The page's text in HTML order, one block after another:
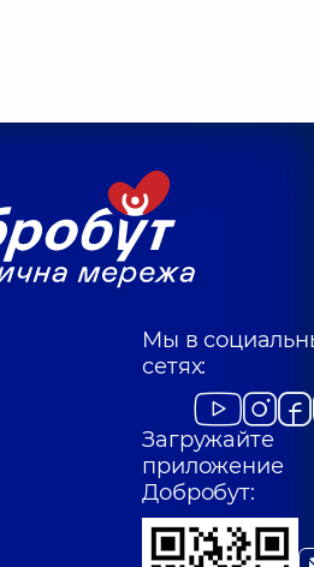
Мы в
сетях:
Загружайте
приложение
Добробут: